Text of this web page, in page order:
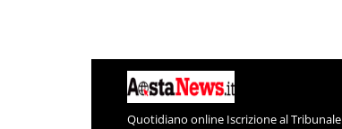
Quotidiano online Iscrizione al Tribunale